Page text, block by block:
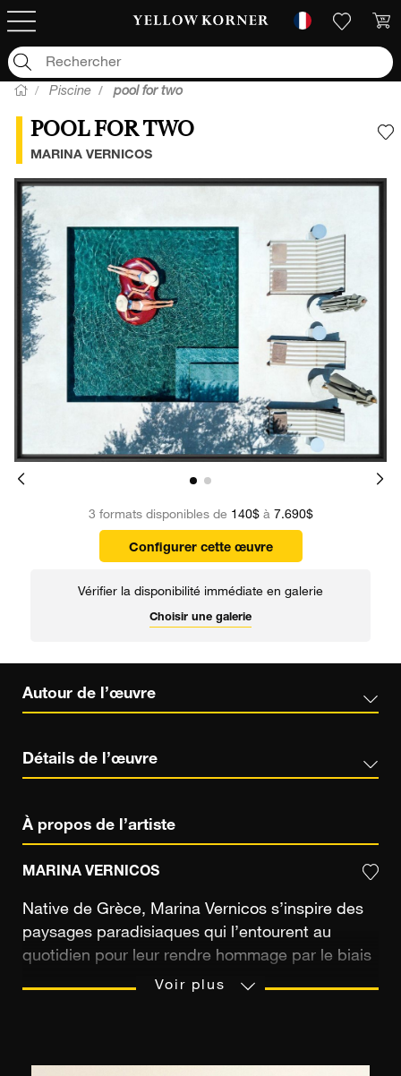
Piscine pool for two
POOL FOR TWO
MARINA VERNICOS
3 formats disponibles de 140$à 7.690$
Configurer cette œuvre
Vérifier la disponibilité immédiate en galerie
Choisir une galerie
Autour de l’œuvre
Détails de l’œuvre
À propos de l’artiste
MARINA VERNICOS
Native de Grèce, Marina Vernicos s’inspire des
paysages paradisiaques qui l’entourent au
quotidien pour leur rendre hommage par le biais
de son travail photographique. Née à Athènes,
Voir plus